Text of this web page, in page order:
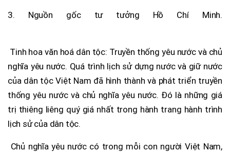
3. Nguồn gốc tư tưởng Hồ Chí Minh.
Tinh hoa văn hoá dân tộc: Truyền thống yêu nước và chủ
nghĩa yêu nước. Quá trình lịch sử dựng nước và giữ nước
của dân tộc Việt Nam đã hình thành và phát triển truyền
thống yêu nước và chủ nghĩa yêu nước. Đó là những giá
trị thiêng liêng quý giá nhất trong hành trang hành trình
lịch sử của dân tộc.
Chủ nghĩa yêu nước có trong mỗi con người Việt Nam,